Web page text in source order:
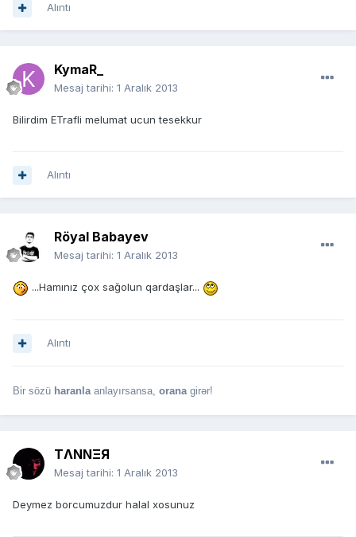
Alıntı
KymaR_
Mesaj tarihi: 1 Aralık 2013
Bilirdim ETrafli melumat ucun tesekkur
Alıntı
Röyal Babayev
Mesaj tarihi: 1 Aralık 2013
...Hamınız çox sağolun qardaşlar...
Alıntı
Bir sözü haranla anlayırsansa, orana girər!
TΛNNΞЯ
Mesaj tarihi: 1 Aralık 2013
Deymez borcumuzdur halal xosunuz